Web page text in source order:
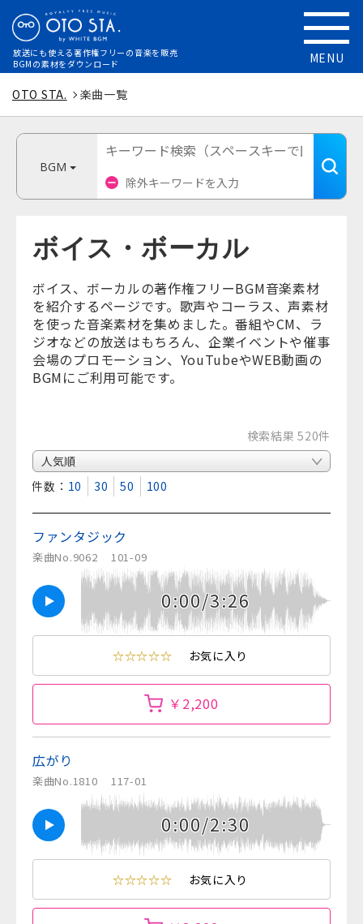
放送にも使える著作権フリーの音楽を販売
BGMの素材をダウンロード
MENU
OTO STA. 楽曲一覧
BGM
ボイス・ボーカル
ボイス、ボーカルの著作権フリーBGM音楽素材
を紹介するページです。歌声やコーラス、声素材
を使った音楽素材を集めました。番組やCM、ラ
ジオなどの放送はもちろん、企業イベントや催事
会場のプロモーション、YouTubeやWEB動画の
BGMにご利用可能です。
検索結果 520件
表示件数： 10 30 50 100
ファンタジック
楽曲No.9062 101-09
0:00/3:26
☆☆☆☆☆ お気に入り
￥2,200
広がり
楽曲No.1810 117-01
0:00/2:30
☆☆☆☆☆ お気に入り